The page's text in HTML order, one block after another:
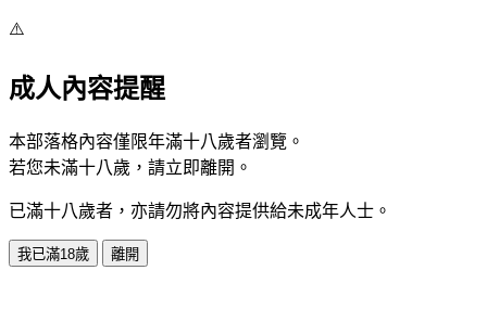
⚠️
成人內容提醒
本部落格內容僅限年滿十八歲者瀏覽。
若您未滿十八歲，請立即離開。
已滿十八歲者，亦請勿將內容提供給未成年人士。
我已滿18歲 離開